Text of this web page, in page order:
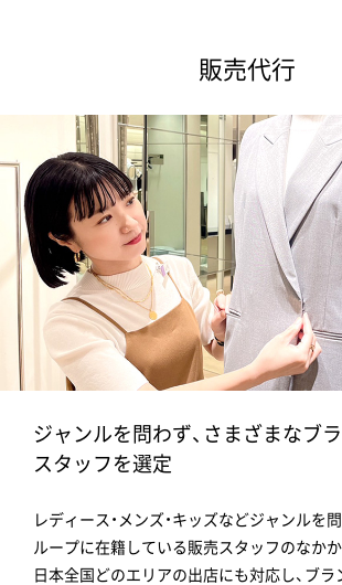
販売代行
ジャンルを問わず、さまざまなブ
スタッフを選定
レディース・メンズ・キッズなどジャンルを
ループに在籍している販売スタッフのなかか
日本全国どのエリアの出店にも対応し、ブ